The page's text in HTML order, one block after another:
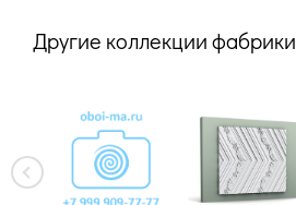
Другие коллекции фабрики